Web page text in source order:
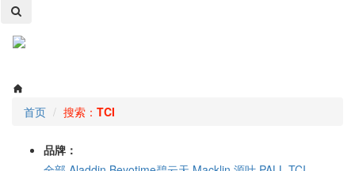
首页 搜索： TCI
品牌：